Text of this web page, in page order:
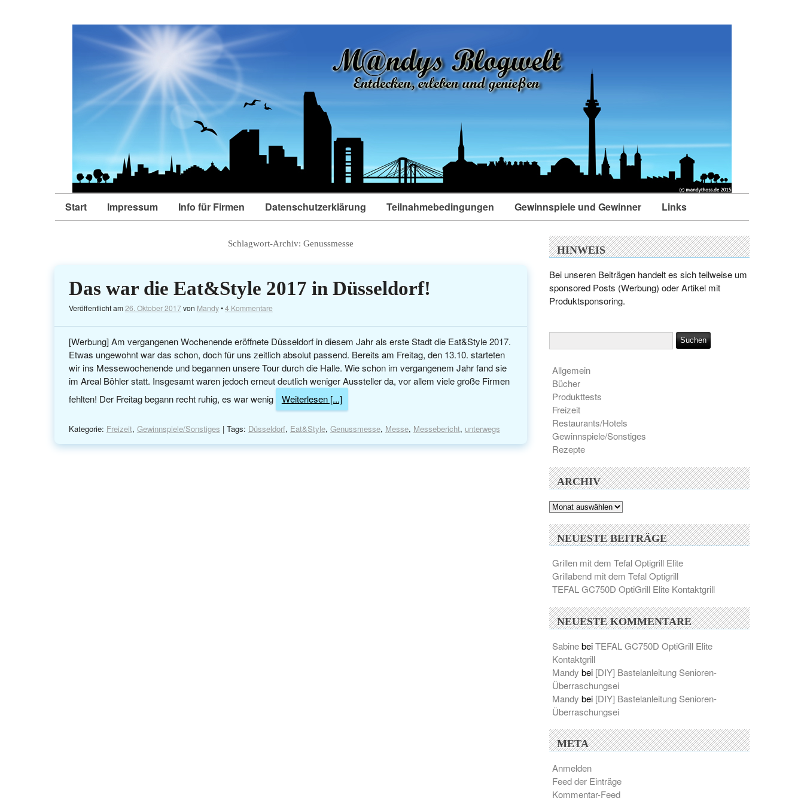
Start Impressum Info für Firmen Datenschutzerklärung Teilnahmebedingungen Gewinnspiele und Gewinner Links
Schlagwort-Archiv:Genussmesse
Das war die Eat&Style 2017 in Düsseldorf!
Veröffentlicht am26. Oktober 2017von Mandy•4 Kommentare
[Werbung] Am vergangenen Wochenende eröffnete Düsseldorf in diesem Jahr als erste Stadt die Eat&Style 2017.
Etwas ungewohnt war das schon, doch für uns zeitlich absolut passend. Bereits am Freitag, den 13.10. starteten
wir ins Messewochenende und begannen unsere Tour durch die Halle. Wie schon im vergangenem Jahr fand sie
im Areal Böhler statt. Insgesamt waren jedoch erneut deutlich weniger Aussteller da, vor allem viele große Firmen
fehlten! Der Freitag begann recht ruhig, es war wenig
Weiterlesen [...]
Kategorie: Freizeit, Gewinnspiele/Sonstiges | Tags: Düsseldorf, Eat&Style, Genussmesse, Messe, Messebericht, unterwegs
HINWEIS
Bei unseren Beiträgen handelt es sich teilweise um
sponsored Posts (Werbung) oder Artikel mit
Produktsponsoring.
Allgemein
Bücher
Produkttests
Freizeit
Restaurants/Hotels
Gewinnspiele/Sonstiges
Rezepte
ARCHIV
Archiv
NEUESTE BEITRÄGE
Grillen mit dem Tefal Optigrill Elite
Grillabend mit dem Tefal Optigrill
TEFAL GC750D OptiGrill Elite Kontaktgrill
NEUESTE KOMMENTARE
SabinebeiTEFAL GC750D OptiGrill Elite
Kontaktgrill
Mandy bei [DIY] Bastelanleitung Senioren-
Überraschungsei
Mandy bei [DIY] Bastelanleitung Senioren-
Überraschungsei
META
Anmelden
Feed der Einträge
Kommentar-Feed